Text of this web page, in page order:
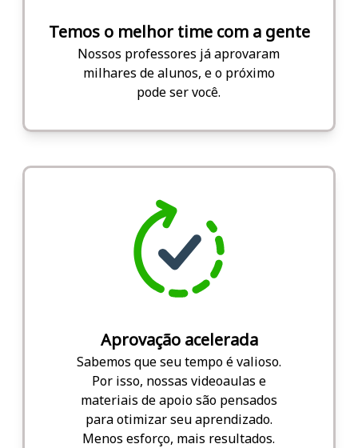
Temos o melhor time com a gente
Nossos professores já aprovaram
milhares de alunos, e o próximo
pode ser você.
Aprovação acelerada
Sabemos que seu tempo é valioso.
Por isso, nossas videoaulas e
materiais de apoio são pensados
para otimizar seu aprendizado.
Menos esforço, mais resultados.